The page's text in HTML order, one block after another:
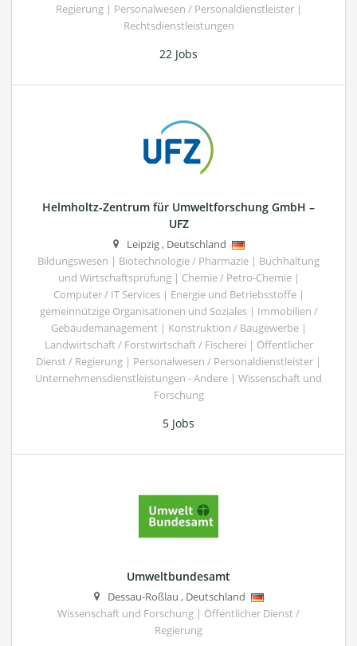
Regierung | Personalwesen / Personaldienstleister |
Rechtsdienstleistungen
22 Jobs
Helmholtz-Zentrum für Umweltforschung GmbH –
UFZ
Leipzig, Deutschland
Bildungswesen | Biotechnologie / Pharmazie | Buchhaltung
und Wirtschaftsprüfung | Chemie / Petro-Chemie |
Computer / IT Services | Energie und Betriebsstoffe |
gemeinnützige Organisationen und Soziales | Immobilien /
Gebäudemanagement | Konstruktion / Baugewerbe |
Landwirtschaft / Forstwirtschaft / Fischerei | Öffentlicher
Dienst / Regierung | Personalwesen / Personaldienstleister |
Unternehmensdienstleistungen - Andere | Wissenschaft und
Forschung
5 Jobs
Umweltbundesamt
Dessau-Roßlau , Deutschland
Wissenschaft und Forschung | Öffentlicher Dienst /
Regierung